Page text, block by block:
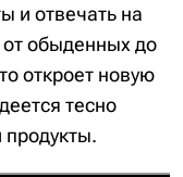
и отвечать на
обыденных до
откроет новую
тесно
продукты.